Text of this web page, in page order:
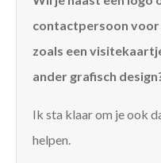
contactpersoon
zoals een
ander grafisch
Ik sta klaar om je ook
helpen.